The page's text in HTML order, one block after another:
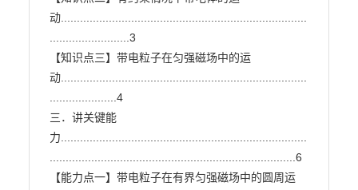
动.............................................................................
.........................3
【知识点三】带电粒子在匀强磁场中的运
动.............................................................................
.....................4
三．讲关键能
力.............................................................................
.............................................................................6
【能力点一】带电粒子在有界匀强磁场中的圆周运